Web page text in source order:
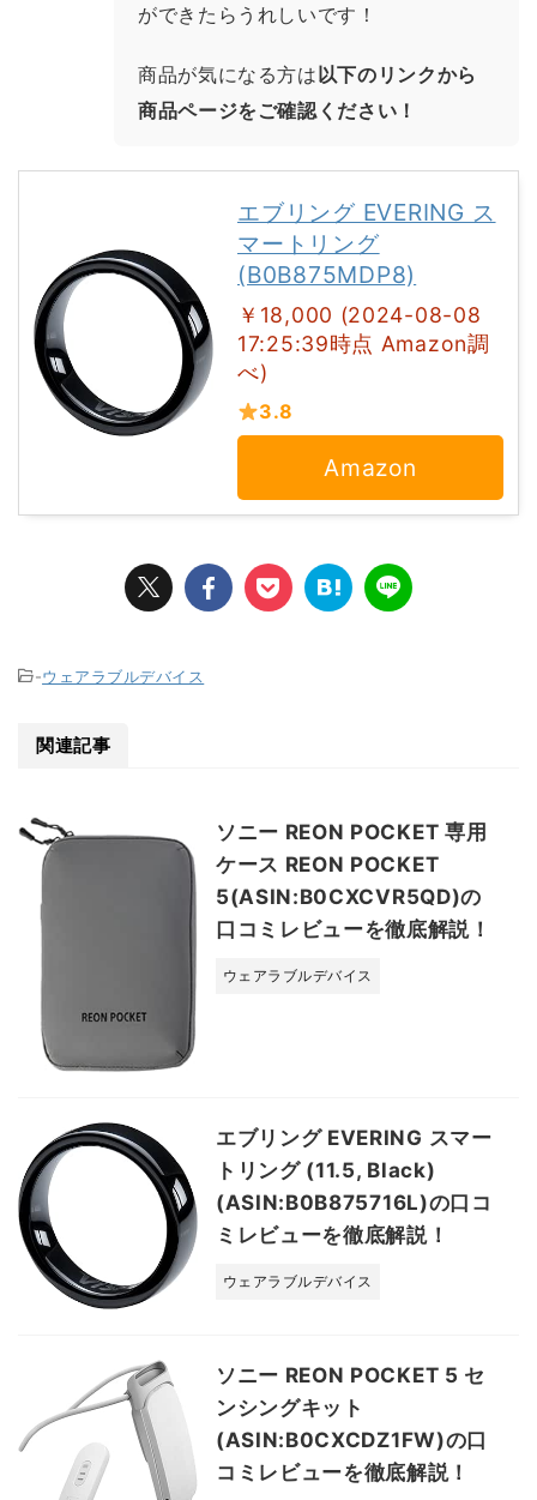
ができたらうれしいです！
商品が気になる方は以下のリンクから
商品ページをご確認ください！
エブリング EVERING ス
マートリング
(B0B875MDP8)
￥18,000 (2024-08-08
17:25:39時点 Amazon調
べ)
3.8
Amazon
-ウェアラブルデバイス
関連記事
ソニー REON POCKET 専用
ケース REON POCKET
5(ASIN:B0CXCVR5QD)の
口コミレビューを徹底解説！
ウェアラブルデバイス
エブリング EVERING スマー
トリング (11.5, Black)
(ASIN:B0B875716L)の口コ
ミレビューを徹底解説！
ウェアラブルデバイス
ソニー REON POCKET 5 セ
ンシングキット
(ASIN:B0CXCDZ1FW)の口
コミレビューを徹底解説！